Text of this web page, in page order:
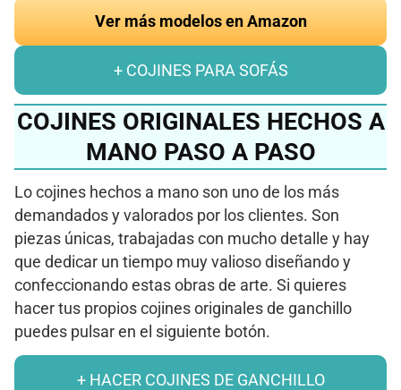
Ver más modelos en Amazon
+ COJINES PARA SOFÁS
COJINES ORIGINALES HECHOS A
MANO PASO A PASO
Lo cojines hechos a mano son uno de los más
demandados y valorados por los clientes. Son
piezas únicas, trabajadas con mucho detalle y hay
que dedicar un tiempo muy valioso diseñando y
confeccionando estas obras de arte. Si quieres
hacer tus propios cojines originales de ganchillo
puedes pulsar en el siguiente botón.
+ HACER COJINES DE GANCHILLO